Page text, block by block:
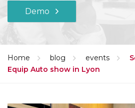
Demo
Home blog events
Equip Auto show in Lyon